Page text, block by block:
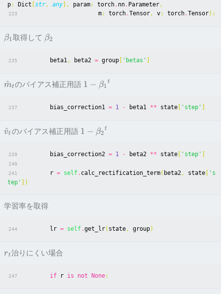
p: Dict [str , any], param: torch. nn. Parameter ,
223 m: torch.Tensor , v: torch.Tensor):
β1取得して β2
235 beta1 , beta2 = group [ 'betas' ]
m
^ tのバイアス補正用語 1 − β1
t
237 bias_correction1 = 1 - beta1 ** state [ 'step' ]
v
^t のバイアス補正用語 1 − β2
t
239 bias_correction2 = 1 - beta2 ** state [ 'step' ]
240
241
r = self. calc_rectification_term( beta2 , state [ 's
tep' ])
学習率を取得
244 lr = self.get_lr( state , group)
rt治りにくい場合
247 if r is not None: